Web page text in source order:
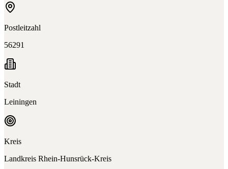
Postleitzahl
56291
Stadt
Leiningen
Kreis
Landkreis Rhein-Hunsrück-Kreis